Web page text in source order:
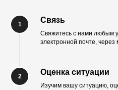
Связь
Свяжитесь с нами любым
электронной почте,
Оценка ситуации
Изучим вашу ситуацию,